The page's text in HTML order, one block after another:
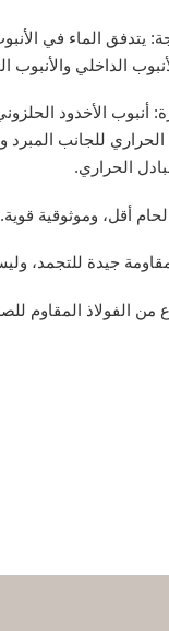
يتدفق الماء في
الداخلي والأنبوب
أنبوب الأخدود
الحراري للجانب المبرد
الحراري.
من الفولاذ المقاوم